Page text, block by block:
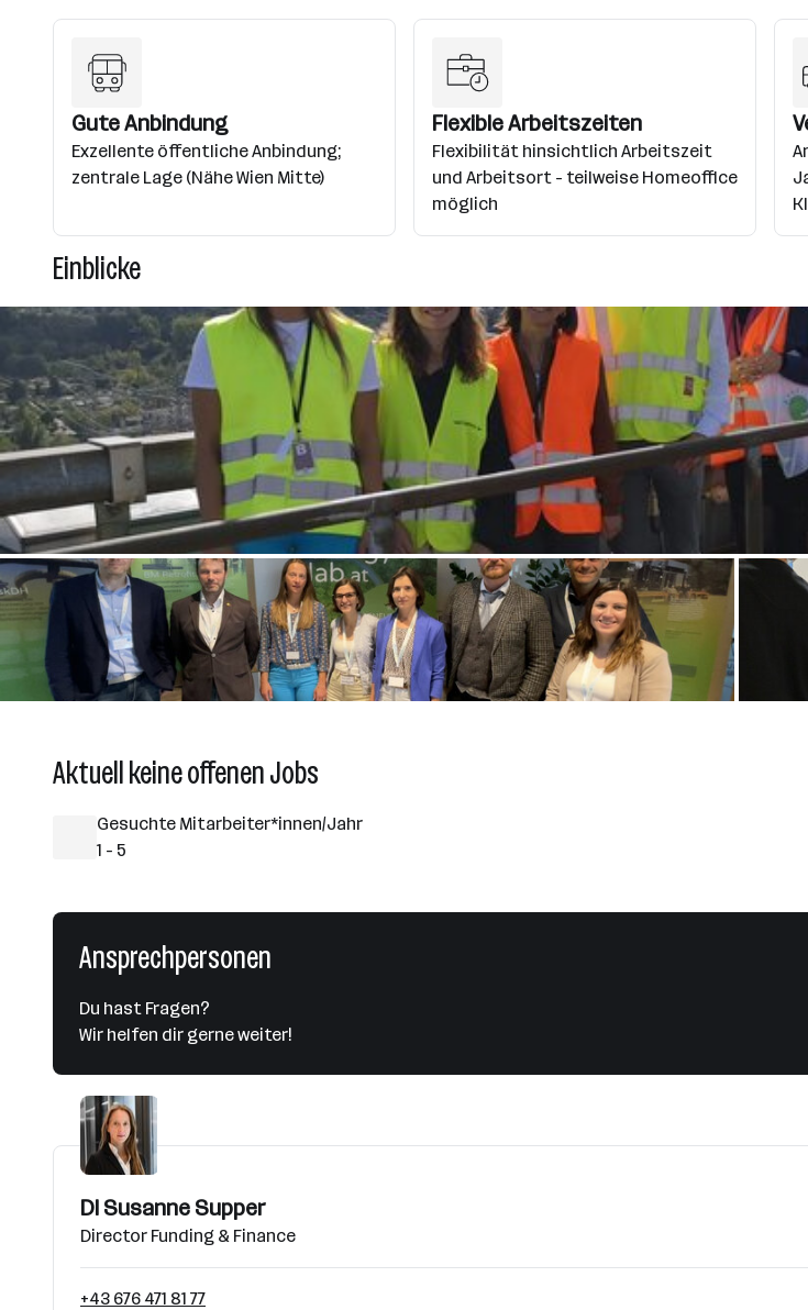
Gute Anbindung
Exzellente öffentliche Anbindung;
zentrale Lage (Nähe Wien Mitte)
Flexible Arbeitszeiten
Flexibilität hinsichtlich Arbeitszeit
und Arbeitsort - teilweise Homeoffice
möglich
Einblicke
Aktuell keine offenen Jobs
Gesuchte Mitarbeiter*innen/Jahr
1 - 5
Ansprechpersonen
Du hast Fragen?
Wir helfen dir gerne weiter!
DI Susanne Supper
Director Funding & Finance
+43 676 471 81 77